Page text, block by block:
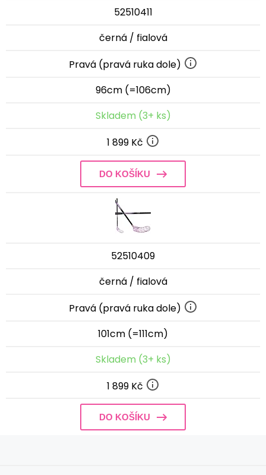
52510411
černá / fialová
Pravá (pravá ruka dole)
96cm (=106cm)
Skladem (3+ ks)
1 899 Kč
DO KOŠÍKU
52510409
černá / fialová
Pravá (pravá ruka dole)
101cm (=111cm)
Skladem (3+ ks)
1 899 Kč
DO KOŠÍKU